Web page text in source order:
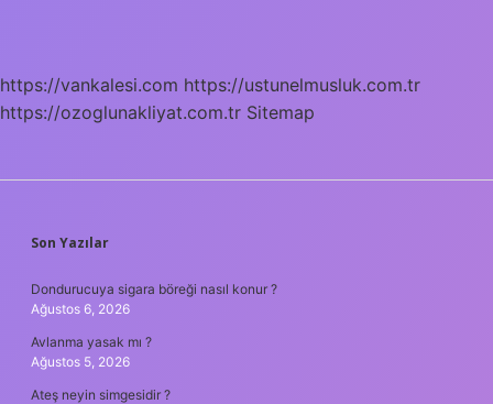
https://vankalesi.com https://ustunelmusluk.com.tr
https://ozoglunakliyat.com.tr Sitemap
SIDEBAR
Son Yazılar
Dondurucuya sigara böreği nasıl konur ?
Ağustos 6, 2026
Avlanma yasak mı ?
Ağustos 5, 2026
Ateş neyin simgesidir ?